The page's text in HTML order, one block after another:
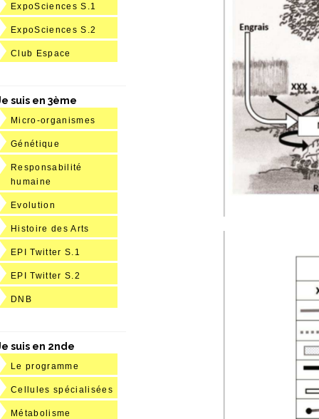
ExpoSciences S.1
ExpoSciences S.2
Club Espace
suis en 3ème
Micro-organismes
Génétique
Responsabilité
humaine
Evolution
Histoire des Arts
EPI Twitter S.1
EPI Twitter S.2
DNB
suis en 2nde
Le programme
Cellules spécialisées
Métabolisme